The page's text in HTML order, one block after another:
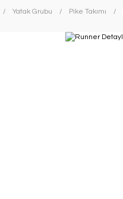
Yatak Grubu Pike Takımı